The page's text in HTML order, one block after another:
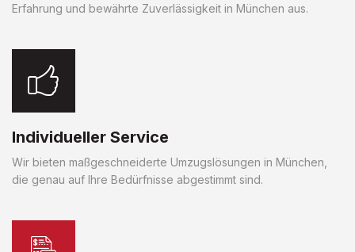
Erfahrung und bewährte Zuverlässigkeit in München aus.
Individueller Service
Wir bieten maßgeschneiderte Umzugslösungen in München,
die genau auf Ihre Bedürfnisse abgestimmt sind.